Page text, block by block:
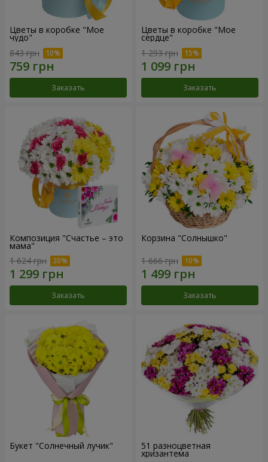
Цветы в коробке "Мое
чудо"
843 грн
Заказать
Цветы в коробке "Мое
сердце"
1 293 грн
Заказать
Композиция "Счастье – это
мама"
1 624 грн
Заказать
Корзина "Солнышко"
1 666 грн
Заказать
Букет "Солнечный лучик" 51 разноцветная
хризантема